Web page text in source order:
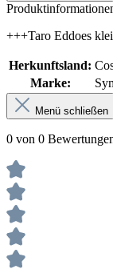
+++Taro Eddoes
Herkunftsland:
Marke:
Menü schließen
0 von 0